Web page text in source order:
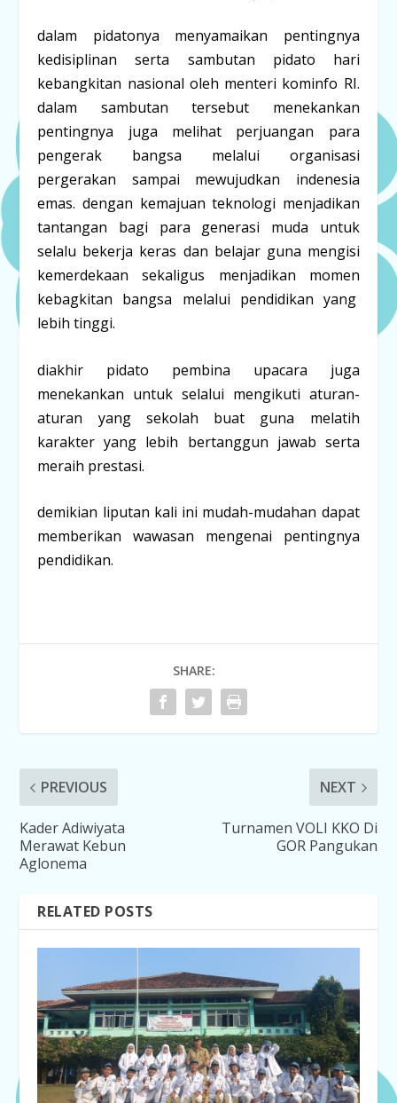
dalam pidatonya menyamaikan pentingnya
kedisiplinan serta sambutan pidato hari
kebangkitan nasional oleh menteri kominfo RI.
dalam sambutan tersebut menekankan
pentingnya juga melihat perjuangan para
pengerak bangsa melalui organisasi
pergerakan sampai mewujudkan indenesia
emas. dengan kemajuan teknologi menjadikan
tantangan bagi para generasi muda untuk
selalu bekerja keras dan belajar guna mengisi
kemerdekaan sekaligus menjadikan momen
kebagkitan bangsa melalui pendidikan yang
lebih tinggi.
diakhir pidato pembina upacara juga
menekankan untuk selalui mengikuti aturan-
aturan yang sekolah buat guna melatih
karakter yang lebih bertanggun jawab serta
meraih prestasi.
demikian liputan kali ini mudah-mudahan dapat
memberikan wawasan mengenai pentingnya
pendidikan.
SHARE:
PREVIOUS
Kader Adiwiyata
Merawat Kebun
Aglonema
NEXT
Turnamen VOLI KKO Di
GOR Pangukan
RELATED POSTS